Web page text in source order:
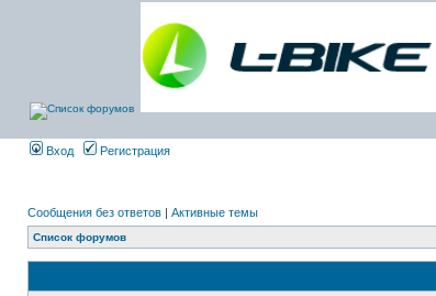
Вход Регистрация
Сообщения без ответов | Активные темы
Список форумов